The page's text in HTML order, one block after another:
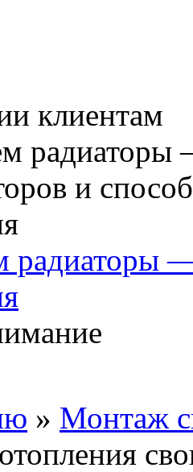
клиентам
радиаторы
» Монтаж